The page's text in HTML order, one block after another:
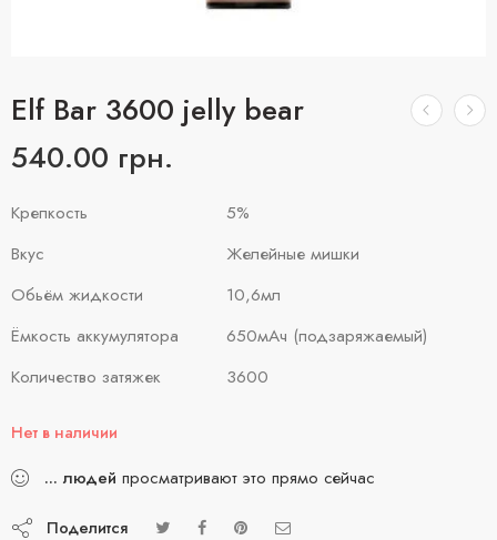
Elf Bar 3600 jelly bear
540.00 грн.
Крепкость
5%
Вкус
Желейные мишки
Обьём жидкости
10,6мл
Ёмкость аккумулятора
650мАч (подзаряжаемый)
Количество затяжек
3600
Нет в наличии
... людей просматривают это прямо сейчас
Поделится